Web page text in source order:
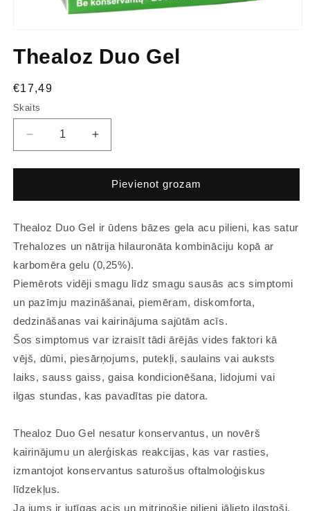
Thealoz Duo Gel
€17,49
Skaits
Pievienot grozam
Thealoz Duo Gel ir ūdens bāzes gela acu pilieni, kas satur
Trehalozes un nātrija hilauronāta kombināciju kopā ar
karbomēra gelu (0,25%).
Piemērots vidēji smagu līdz smagu sausās acs simptomi
un pazīmju mazināšanai, piemēram, diskomforta,
dedzināšanas vai kairinājuma sajūtām acīs.
​Šos simptomus var izraisīt tādi ārējās vides faktori kā
vējš, dūmi, piesārņojums, putekļi, saulains vai auksts
laiks, sauss gaiss, gaisa kondicionēšana, lidojumi vai
ilgas stundas, kas pavadītas pie datora.
Thealoz Duo Gel nesatur konservantus, un novērš
kairinājumu un alerģiskas reakcijas, kas var rasties,
izmantojot konservantus saturošus oftalmoloģiskus
līdzekļus.
Ja jums ir jutīgas acis un mitrinošie pilieni jālieto ilgstoši,